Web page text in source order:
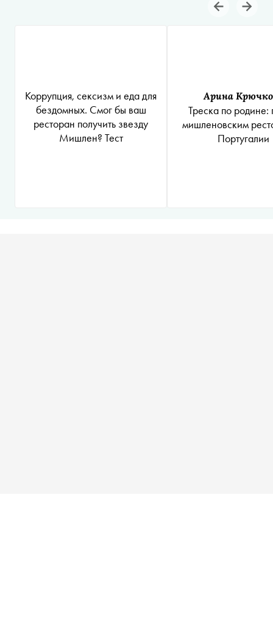
Коррупция, сексизм и еда для
бездомных. Смог бы ваш
ресторан получить звезду
Мишлен? Тест
Арина
Треска по родине:
мишленовским
Португалии